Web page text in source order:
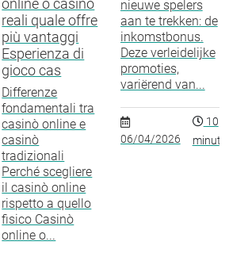
reali quale offre
più vantaggi
Esperienza di
gioco cas
Differenze
fondamentali tra
casinò online e
casinò
tradizionali
Perché scegliere
il casinò online
rispetto a quello
fisico Casinò
online o...
nieuwe spelers
aan te trekken: de
inkomstbonus.
Deze verleidelijke
promoties,
variërend van...
06/04/2026
10